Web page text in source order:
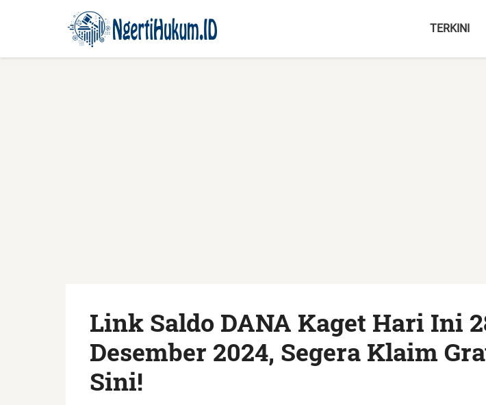
TERKINI
Link Saldo DANA Kaget Hari Ini
Desember 2024, Segera Klaim
Sini!